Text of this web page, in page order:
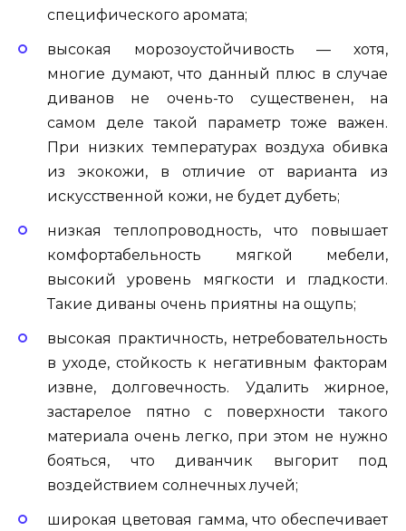
специфического аромата;
высокая морозоустойчивость — хотя,
многие думают, что данный плюс в случае
диванов не очень-то существенен, на
самом деле такой параметр тоже важен.
При низких температурах воздуха обивка
из экокожи, в отличие от варианта из
искусственной кожи, не будет дубеть;
низкая теплопроводность, что повышает
комфортабельность мягкой мебели,
высокий уровень мягкости и гладкости.
Такие диваны очень приятны на ощупь;
высокая практичность, нетребовательность
в уходе, стойкость к негативным факторам
извне, долговечность. Удалить жирное,
застарелое пятно с поверхности такого
материала очень легко, при этом не нужно
бояться, что диванчик выгорит под
воздействием солнечных лучей;
широкая цветовая гамма, что обеспечивает